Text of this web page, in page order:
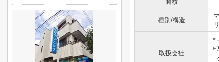
面積
-
種別/構造
取扱会社